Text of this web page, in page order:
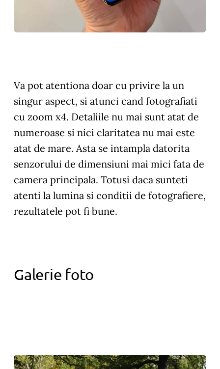
Va pot atentiona doar cu privire la un
singur aspect, si atunci cand fotografiati
cu zoom x4. Detaliile nu mai sunt atat de
numeroase si nici claritatea nu mai este
atat de mare. Asta se intampla datorita
senzorului de dimensiuni mai mici fata de
camera principala. Totusi daca sunteti
atenti la lumina si conditii de fotografiere,
rezultatele pot fi bune.
Galerie foto